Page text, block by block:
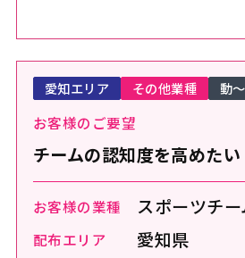
お客様のご要望
チームの認知度を高めたい
お客様の業種 スポーツチー
配布エリア 愛知県
愛知エリア その他業種 動